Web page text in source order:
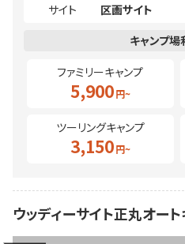
サイト
区画サイト
ファミリーキャンプ
5,900
ツーリングキャンプ
3,150
ウッディーサイト正丸オー